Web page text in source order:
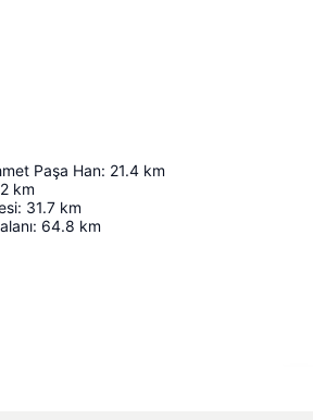
Paşa Han: 21.4 km
km
: 31.7 km
: 64.8 km